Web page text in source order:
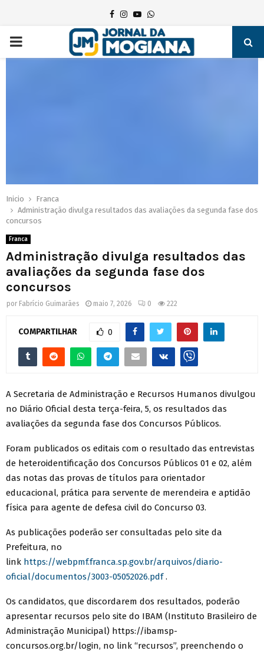
Facebook
Instagram
YoutubeWhatsapp
PRIMARY
Inicio
Franca
Administração divulga resultados das avaliações da segunda fase dos
concursos
Franca
Administração divulga resultados das
avaliações da segunda fase dos
concursos
por Fabrício Guimarães maio 7, 2026 0 222
COMPARTILHAR 0
A Secretaria de Administração e Recursos Humanos divulgou
no Diário Oficial desta terça-feira, 5, os resultados das
avaliações da segunda fase dos Concursos Públicos.
Foram publicados os editais com o resultado das entrevistas
de heteroidentificação dos Concursos Públicos 01 e 02, além
das notas das provas de títulos para orientador
educacional, prática para servente de merendeira e aptidão
física para agente de defesa civil do Concurso 03.
As publicações poderão ser consultadas pelo site da
Prefeitura, no
link https://webpmf.franca.sp.gov.br/arquivos/diario-
oficial/documentos/3003-05052026.pdf.
Os candidatos, que discordarem dos resultados, poderão
apresentar recursos pelo site do IBAM (Instituto Brasileiro de
Administração Municipal) https://ibamsp-
concursos.org.br/login, no link “recursos”, preenchendo o